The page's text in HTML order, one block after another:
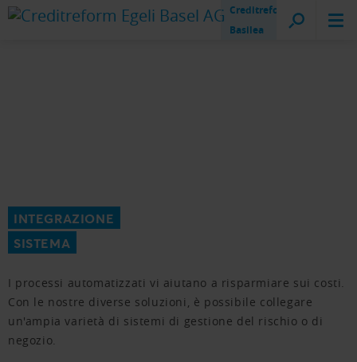
Creditreform
Basilea
INTEGRAZIONE
SISTEMA
I processi automatizzati vi aiutano a risparmiare sui costi.
Con le nostre diverse soluzioni, è possibile collegare
un'ampia varietà di sistemi di gestione del rischio o di
negozio.